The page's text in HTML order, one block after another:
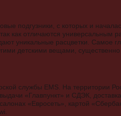
подгузники, с которых и
как отличаются универсальным
уникальные расцветки. Самое
детскими вещами,
службы EMS. На территории
«Главпункт» и СДЭК,
«Евросеть», картой